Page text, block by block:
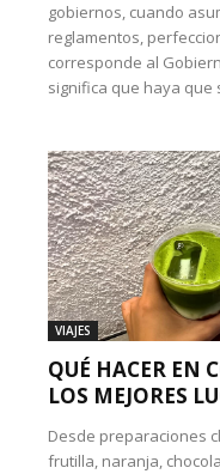
gobiernos, cuando
reglamentos,
corresponde al
significa que haya que
VIAJES
QUÉ HACER EN
LOS MEJORES
Desde preparaciones
frutilla, naranja,